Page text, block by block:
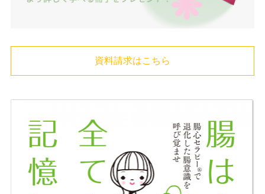
資料請求はこちら